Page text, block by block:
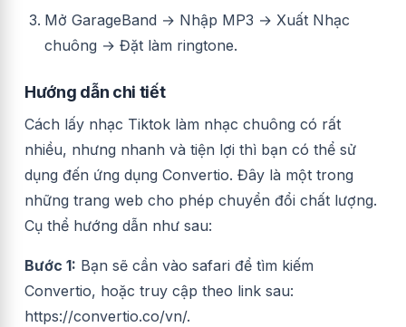
Mở GarageBand → Nhập MP3 → Xuất Nhạc
chuông → Đặt làm ringtone.
Hướng dẫn chi tiết
Cách lấy nhạc Tiktok làm nhạc chuông có rất
nhiều, nhưng nhanh và tiện lợi thì bạn có thể sử
dụng đến ứng dụng Convertio. Đây là một trong
những trang web cho phép chuyển đổi chất lượng.
Cụ thể hướng dẫn như sau:
Bước 1: Bạn sẽ cần vào safari để tìm kiếm
Convertio, hoặc truy cập theo link sau:
https://convertio.co/vn/.